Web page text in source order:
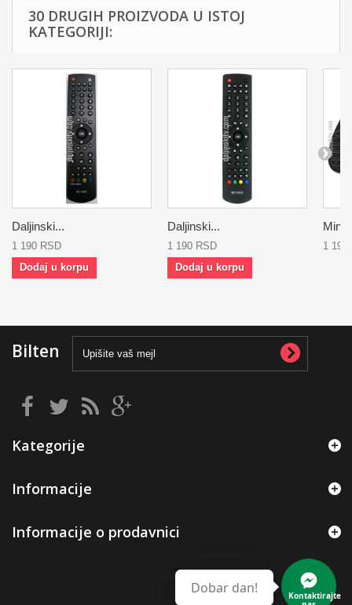
30 DRUGIH PROIZVODA U ISTOJ
KATEGORIJI:
Daljinski...
1 190 RSD
Dodaj u korpu
Daljinski...
1 190 RSD
Dodaj u korpu
1 190
Bilten
Kategorije
Informacije
Informacije o prodavnici
Kontaktirajte
Dobar dan!